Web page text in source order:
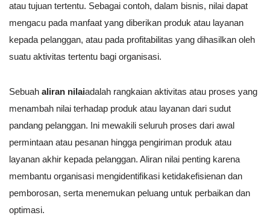
atau tujuan tertentu. Sebagai contoh, dalam bisnis, nilai dapat
mengacu pada manfaat yang diberikan produk atau layanan
kepada pelanggan, atau pada profitabilitas yang dihasilkan oleh
suatu aktivitas tertentu bagi organisasi.
Sebuah aliran nilaiadalah rangkaian aktivitas atau proses yang
menambah nilai terhadap produk atau layanan dari sudut
pandang pelanggan. Ini mewakili seluruh proses dari awal
permintaan atau pesanan hingga pengiriman produk atau
layanan akhir kepada pelanggan. Aliran nilai penting karena
membantu organisasi mengidentifikasi ketidakefisienan dan
pemborosan, serta menemukan peluang untuk perbaikan dan
optimasi.